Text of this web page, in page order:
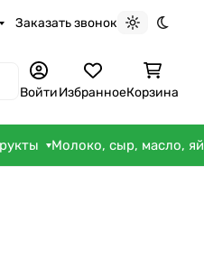
Заказать звонок
Светлая
ВойтиИзбранноеКорзина
Молоко, сыр, масло,